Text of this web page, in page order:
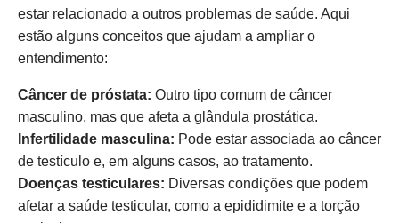
estar relacionado a outros problemas de saúde. Aqui
estão alguns conceitos que ajudam a ampliar o
entendimento:
Câncer de próstata: Outro tipo comum de câncer
masculino, mas que afeta a glândula prostática.
Infertilidade masculina: Pode estar associada ao câncer
de testículo e, em alguns casos, ao tratamento.
Doenças testiculares: Diversas condições que podem
afetar a saúde testicular, como a epididimite e a torção